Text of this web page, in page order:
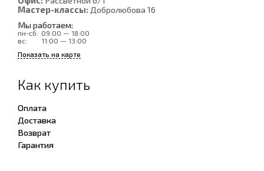
Мастер-классы: Добролюбова 16
Мы работаем:
пн-сб: 09:00 — 18:00
вс:
11:00 — 13:00
Показать на карте
Как купить
Оплата
Доставка
Возврат
Гарантия